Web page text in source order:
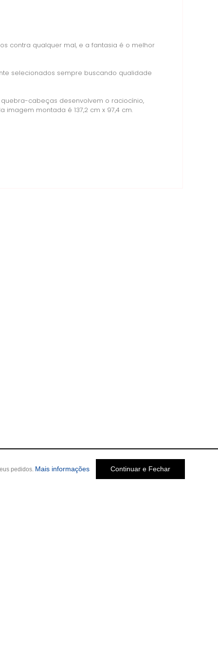
contra qualquer mal, e a fantasia é o melhor
selecionados sempre buscando qualidade
cabeças desenvolvem o raciocínio,
montada é 137,2 cm x 97,4 cm.
pedidos. Mais informações Continuar e Fechar